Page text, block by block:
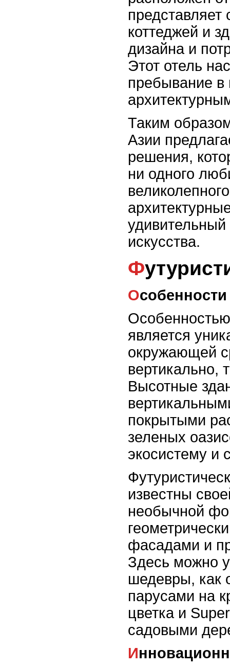
представляет
коттеджей и
дизайна и
Этот отель
пребывание в
Таким
Азии
решения,
ни одного
искусства.
является
окружающей
вертикально,
Высотные
покрытыми
зеленых
экосистему и
известны
необычной
фасадами и
Здесь можно
шедевры, как
парусами на
цветка и
садовыми